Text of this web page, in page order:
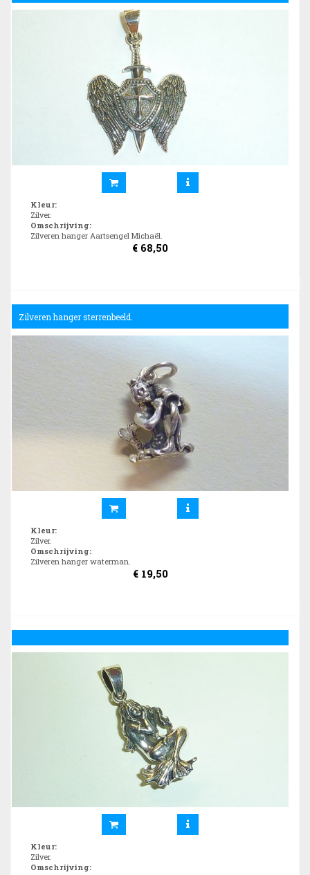
Kleur:
Zilver.
Omschrijving:
Zilveren hanger Aartsengel Michaël.
€ 68,50
Zilveren hanger sterrenbeeld.
Kleur:
Zilver.
Omschrijving:
Zilveren hanger waterman.
€ 19,50
Kleur:
Zilver.
Omschrijving: